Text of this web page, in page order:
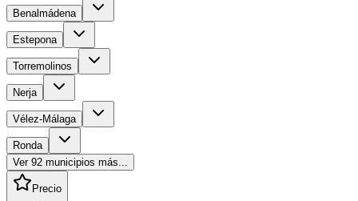
Benalmádena
Estepona
Torremolinos
Nerja
Vélez-Málaga
Ronda
Ver 92 municipios más...
Precio